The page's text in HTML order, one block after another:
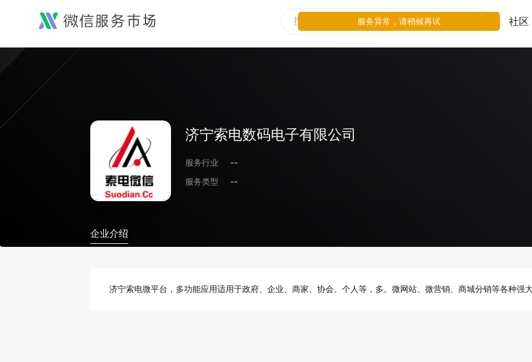
社区
济宁索电数码电子有限公司
服务行业
--
服务类型
--
企业介绍
济宁索电微平台，多功能应用适用于政府、企业、商家、协会、个人等，多。微网站、微营销、商城分销等各种强大
服务异常，请稍候再试